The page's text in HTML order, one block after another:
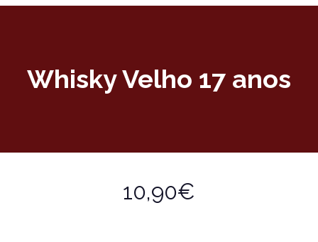
Whisky Velho 17 anos
10,90€